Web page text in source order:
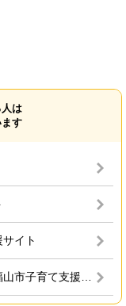
は
す
イト